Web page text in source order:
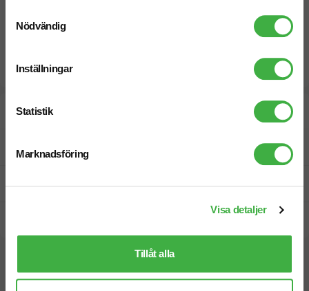
Nödvändig
Inställningar
Statistik
Marknadsföring
Visa detaljer
Tillåt alla
Designskiss inom 1 h
Fri offert
Prisgaranti
Vi hjälper dig gärna!